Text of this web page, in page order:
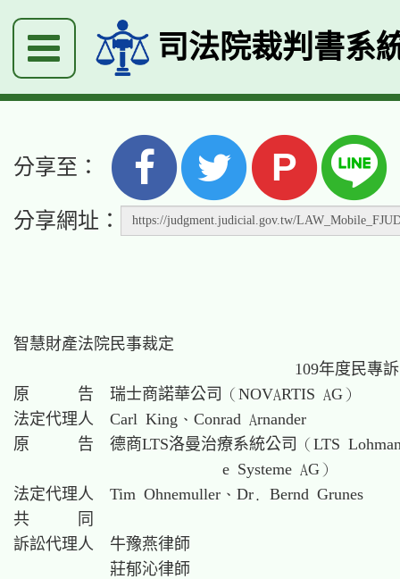
司法院裁判書系
分享至： P
分享網址：
智慧財產法院民事裁定
109年度民專訴字第
原　　　告　瑞士商諾華公司（NOVARTIS AG）
法定代理人　Carl King、Conrad Arnander
原　　　告　德商LTS洛曼治療系統公司（LTS
e Systeme AG）
法定代理人　Tim Ohnemuller、Dr. Bernd Grunes
共　　　同
訴訟代理人　牛豫燕律師
莊郁沁律師